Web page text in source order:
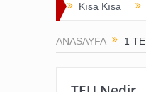
Kısa Kısa
ANASAYFA 1